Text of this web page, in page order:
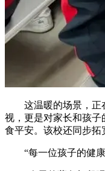
这温暖的场景，正在
视，更是对家长和孩
食平安。该校还同步拓
“每一位孩子的健康